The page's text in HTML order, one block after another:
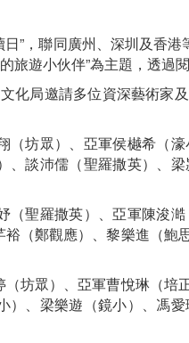
”，聯同廣州、深圳及香
遊小伙伴”為主題，透過
局邀請多位資深藝術家
坊眾）、亞軍侯樾希（
談沛儒（聖羅撒英）、
聖羅撒英）、亞軍陳浚
（鄭觀應）、黎樂進（
眾）、亞軍曹悅琳（培
、梁樂遊（鏡小）、馮